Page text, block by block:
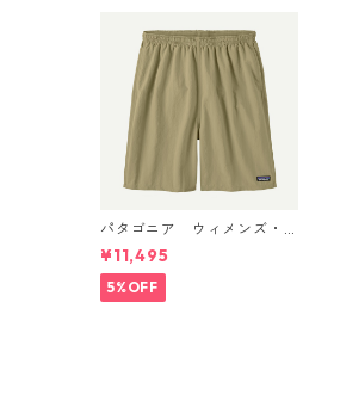
パタゴニア ウィメンズ・
バギーズ・ロング Weather
ed Stone 57035 Patagoni
a Women's Baggies™ Lon
gs 日本正規品
¥11,495
5%OFF